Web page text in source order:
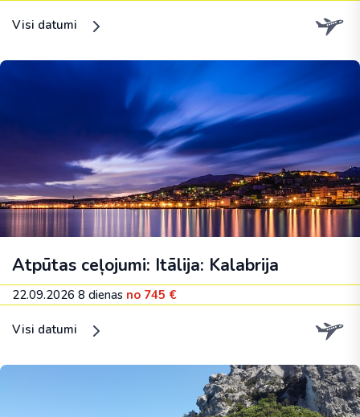
Visi datumi
Atpūtas ceļojumi: Itālija: Kalabrija
22.09.2026 8 dienas no 745 €
Visi datumi